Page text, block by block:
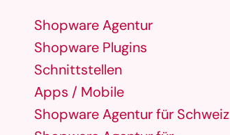
Shopware Agentur
Shopware Plugins
Schnittstellen
Apps / Mobile
Shopware Agentur für Schweiz